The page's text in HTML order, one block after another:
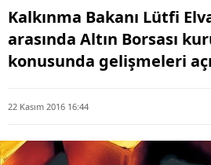
Kalkınma Bakanı Lütfi
arasında Altın Borsası
konusunda gelişmeleri
22 Kasım 2016 16:44